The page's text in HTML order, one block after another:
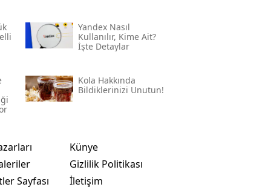
Yandex Nasıl
Kullanılır, Kime Ait?
İşte Detaylar
Kola Hakkında
Bildiklerinizi Unutun!
Sayfası
Künye
Gizlilik Politikası
İletişim